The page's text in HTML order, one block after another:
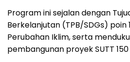
Program ini sejalan dengan
Berkelanjutan (TPB/SDGs) poin
Perubahan Iklim, serta
pembangunan proyek SUTT